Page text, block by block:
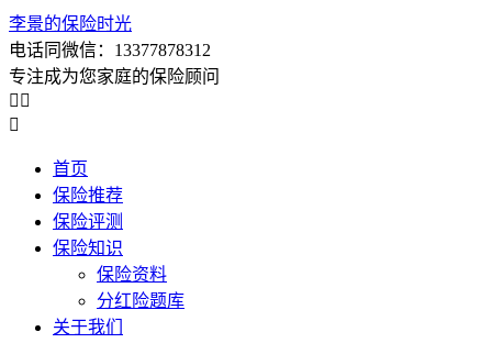
李景的保险时光
电话同微信：13377878312
专注成为您家庭的保险顾问
 

首页
保险推荐
保险评测
保险知识
保险资料
分红险题库
关于我们